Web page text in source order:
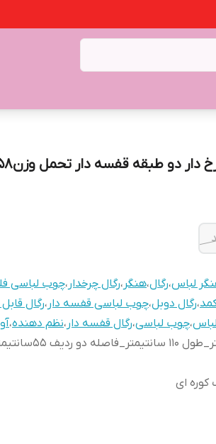
رگال لباس دوبل چرخ دار دو
لباس،رگال،هنگر ،رگال چرخدار ،چوب لباسی
،رگال دوبل،چوب لباسی قفسه دار ،رگال
،چوب لباسی،رگال قفسه دار ،نظم دهنده،
کوره ای